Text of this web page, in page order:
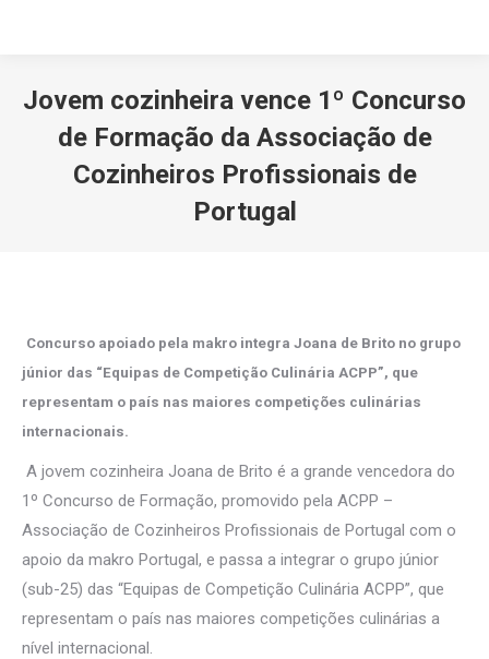
Jovem cozinheira vence 1º Concurso
de Formação da Associação de
Cozinheiros Profissionais de
Portugal
Concurso apoiado pela makro integra Joana de Brito no grupo
júnior das “Equipas de Competição Culinária ACPP”, que
representam o país nas maiores competições culinárias
internacionais.
A jovem cozinheira Joana de Brito é a grande vencedora do
1º Concurso de Formação, promovido pela ACPP –
Associação de Cozinheiros Profissionais de Portugal com o
apoio da makro Portugal, e passa a integrar o grupo júnior
(sub-25) das “Equipas de Competição Culinária ACPP”, que
representam o país nas maiores competições culinárias a
nível internacional.